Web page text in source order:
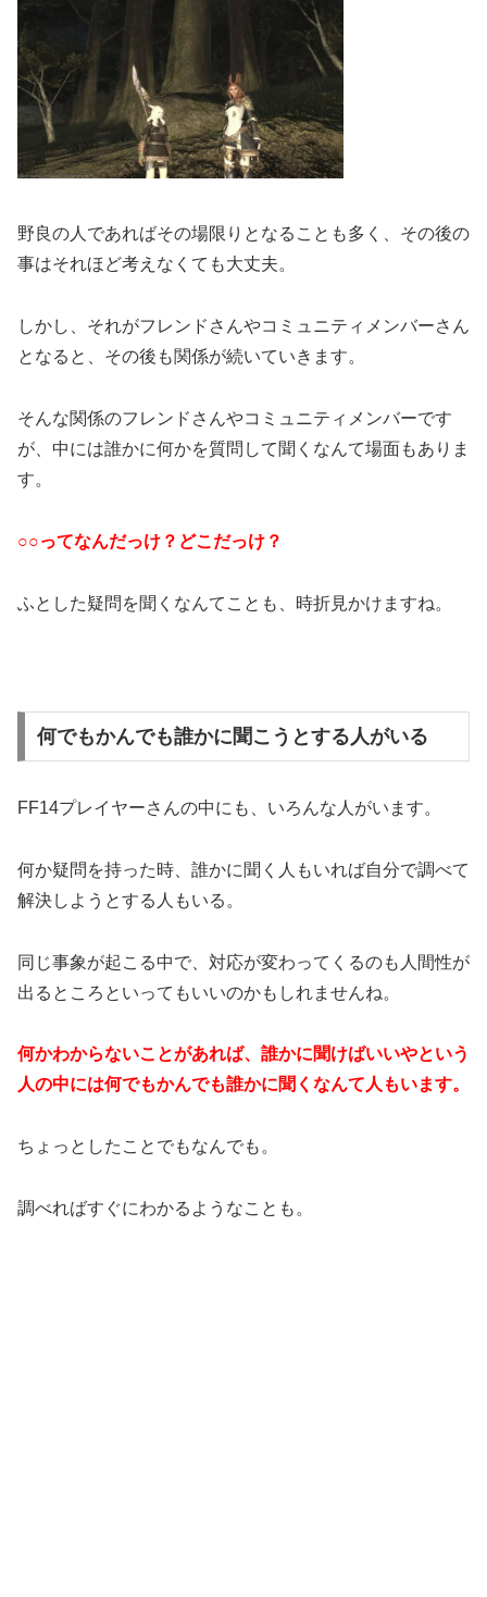
野良の人であればその場限りとなることも多く、その後の
事はそれほど考えなくても大丈夫。
しかし、それがフレンドさんやコミュニティメンバーさん
となると、その後も関係が続いていきます。
そんな関係のフレンドさんやコミュニティメンバーです
が、中には誰かに何かを質問して聞くなんて場面もありま
す。
○○ってなんだっけ？どこだっけ？
ふとした疑問を聞くなんてことも、時折見かけますね。
何でもかんでも誰かに聞こうとする人がいる
FF14プレイヤーさんの中にも、いろんな人がいます。
何か疑問を持った時、誰かに聞く人もいれば自分で調べて
解決しようとする人もいる。
同じ事象が起こる中で、対応が変わってくるのも人間性が
出るところといってもいいのかもしれませんね。
何かわからないことがあれば、誰かに聞けばいいやという
人の中には何でもかんでも誰かに聞くなんて人もいます。
ちょっとしたことでもなんでも。
調べればすぐにわかるようなことも。